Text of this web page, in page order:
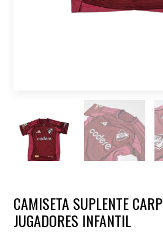
CAMISETA SUPLENTE
JUGADORES INFANTIL